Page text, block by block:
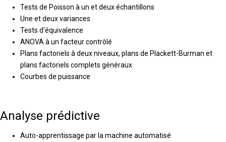
Tests de Poisson à un et deux échantillons
Une et deux variances
Tests d'équivalence
ANOVA à un facteur contrôlé
Plans factoriels à deux niveaux, plans de Plackett-Burman et
plans factoriels complets généraux
Courbes de puissance
Analyse prédictive
Auto-apprentissage par la machine automatisé